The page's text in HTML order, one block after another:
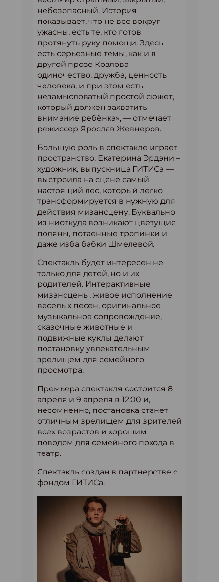
небезопасный. История
показывает, что не все вокруг
ужасны, есть те, кто готов
протянуть руку помощи. Здесь
есть серьезные темы, как и в
другой прозе Козлова —
одиночество, дружба, ценность
человека, и при этом есть
незамысловатый простой сюжет,
который должен захватить
внимание ребёнка», — отмечает
режиссер Ярослав Жевнеров.
Большую роль в спектакле играет
пространство. Екатерина Эрдэни –
художник, выпускница ГИТИСа —
выстроила на сцене самый
настоящий лес, который легко
трансформируется в нужную для
действия мизансцену. Буквально
из ниоткуда возникают цветущие
поляны, потаенные тропинки и
даже изба бабки Шмелевой.
Спектакль будет интересен не
только для детей, но и их
родителей. Интерактивные
мизансцены, живое исполнение
веселых песен, оригинальное
музыкальное сопровождение,
сказочные животные и
подвижные куклы делают
постановку увлекательным
зрелищем для семейного
просмотра.
Премьера спектакля состоится 8
апреля и 9 апреля в 12:00 и,
несомненно, постановка станет
отличным зрелищем для зрителей
всех возрастов и хорошим
поводом для семейного похода в
театр.
Спектакль создан в партнерстве с
фондом ГИТИСа.